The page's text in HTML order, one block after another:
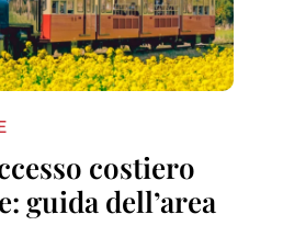
costiero
guida dell’area